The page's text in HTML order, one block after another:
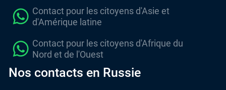
Contact pour les citoyens d'Asie et
d'Amérique latine
Contact pour les citoyens d'Afrique du
Nord et de l'Ouest
Nos contacts en Russie